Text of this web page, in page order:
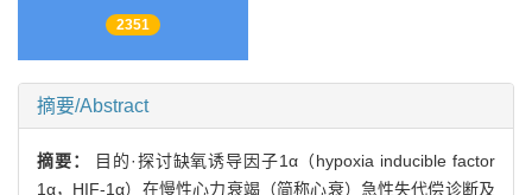
2351
摘要/Abstract
摘要：
目的·探讨缺氧诱导因子1α（hypoxia inducible factor
1α，HIF-1α）在慢性心力衰竭（简称心衰）急性失代偿诊断及